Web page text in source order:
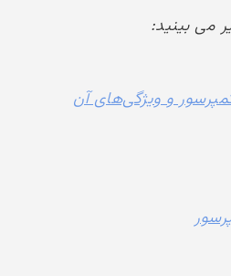
می بینید:
و ویژگی‌های آن